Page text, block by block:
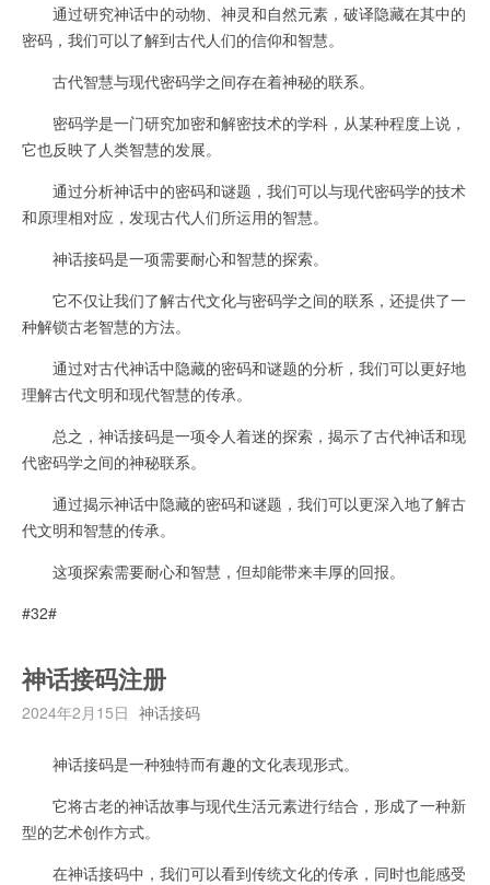
通过研究神话中的动物、神灵和自然元素，破译隐藏在其中的
密码，我们可以了解到古代人们的信仰和智慧。
古代智慧与现代密码学之间存在着神秘的联系。
密码学是一门研究加密和解密技术的学科，从某种程度上说，
它也反映了人类智慧的发展。
通过分析神话中的密码和谜题，我们可以与现代密码学的技术
和原理相对应，发现古代人们所运用的智慧。
神话接码是一项需要耐心和智慧的探索。
它不仅让我们了解古代文化与密码学之间的联系，还提供了一
种解锁古老智慧的方法。
通过对古代神话中隐藏的密码和谜题的分析，我们可以更好地
理解古代文明和现代智慧的传承。
总之，神话接码是一项令人着迷的探索，揭示了古代神话和现
代密码学之间的神秘联系。
通过揭示神话中隐藏的密码和谜题，我们可以更深入地了解古
代文明和智慧的传承。
这项探索需要耐心和智慧，但却能带来丰厚的回报。
#32#
神话接码注册
2024年2月15日 神话接码
神话接码是一种独特而有趣的文化表现形式。
它将古老的神话故事与现代生活元素进行结合，形成了一种新
型的艺术创作方式。
在神话接码中，我们可以看到传统文化的传承，同时也能感受